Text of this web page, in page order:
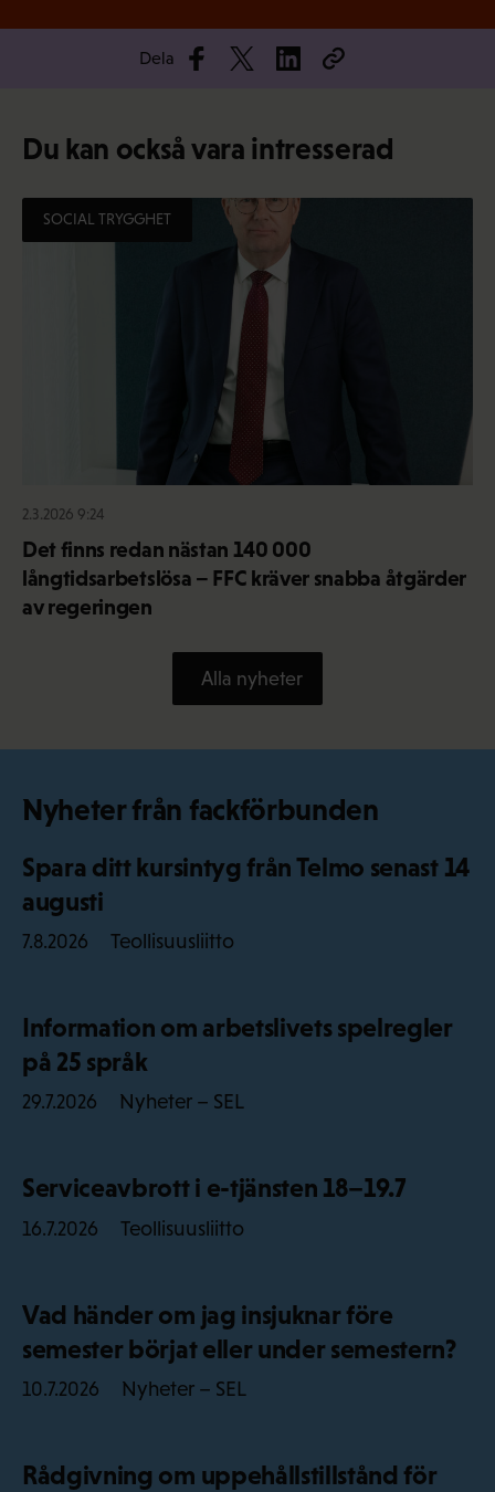
Dela
Du kan också vara intresserad
SOCIAL TRYGGHET
2.3.2026 9:24
Det finns redan nästan 140 000
långtidsarbetslösa – FFC kräver snabba åtgärder
av regeringen
Alla nyheter
Nyheter från fackförbunden
Spara ditt kursintyg från Telmo senast 14
augusti
7.8.2026 Teollisuusliitto
Information om arbetslivets spelregler
på 25 språk
29.7.2026 Nyheter – SEL
Serviceavbrott i e-tjänsten 18–19.7
16.7.2026 Teollisuusliitto
Vad händer om jag insjuknar före
semester börjat eller under semestern?
10.7.2026 Nyheter – SEL
Rådgivning om uppehållstillstånd för